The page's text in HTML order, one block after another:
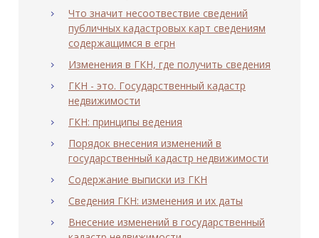
Что значит несоотвествие сведений
публичных кадастровых карт сведениям
содержащимся в егрн
Изменения в ГКН, где получить сведения
ГКН - это. Государственный кадастр
недвижимости
ГКН: принципы ведения
Порядок внесения изменений в
государственный кадастр недвижимости
Содержание выписки из ГКН
Сведения ГКН: изменения и их даты
Внесение изменений в государственный